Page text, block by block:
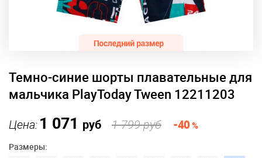
Темно-синие шорты плавательные для
мальчика PlayToday Tween 12211203
Цена:1 071 руб 1 799 руб -40%
Размеры: